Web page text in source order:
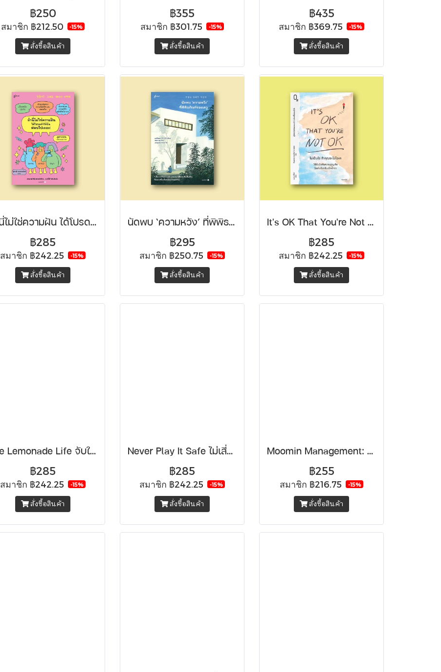
฿250
สมาชิก ฿212.50 -15%
สั่งซื้อสินค้า
฿355
สมาชิก ฿301.75 -15%
สั่งซื้อสินค้า
฿435
สมาชิก ฿369.75 -15%
สั่งซื้อสินค้า
ถ้านี่ไม่ใช่ความฝัน ได้โปรดทำให้ฉันสลบไปเถอะ!
฿285
สมาชิก ฿242.25 -15%
สั่งซื้อสินค้า
นัดพบ ‘ความหวัง’ ที่พิพิธภัณฑ์รองเดวู
฿295
สมาชิก ฿250.75 -15%
สั่งซื้อสินค้า
It's OK That You're Not OK ไม่เป็นไร ถ้าคุณจะไม่โอเค
฿285
สมาชิก ฿242.25 -15%
สั่งซื้อสินค้า
The Lemonade Life จับให้มั่นคั้นให้สุด วิธีรับมือเมื่อชีวิตเปรี้ยวใส่
฿285
สมาชิก ฿242.25 -15%
สั่งซื้อสินค้า
Never Play It Safe ไม่เสี่ยงคือเสี่ยงที่สุด
฿285
สมาชิก ฿242.25 -15%
สั่งซื้อสินค้า
Moomin Management: สร้างธุรกิจให้มีหัวใจ สไตล์มูมิน
฿255
สมาชิก ฿216.75 -15%
สั่งซื้อสินค้า